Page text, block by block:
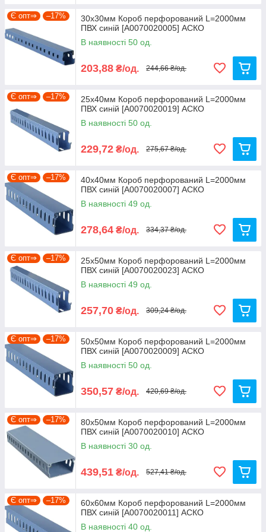
Є опт⇒ –17%
30x30мм Короб перфорований L=2000мм
ПВХ синій [A0070020005] АСКО
В наявності 50 од.
203,88 ₴/од. 244,66 ₴/од.
Є опт⇒ –17%
25x40мм Короб перфорований L=2000мм
ПВХ синій [A0070020019] АСКО
В наявності 50 од.
229,72 ₴/од. 275,67 ₴/од.
Є опт⇒ –17%
40x40мм Короб перфорований L=2000мм
ПВХ синій [A0070020007] АСКО
В наявності 49 од.
278,64 ₴/од. 334,37 ₴/од.
Є опт⇒ –17%
25x50мм Короб перфорований L=2000мм
ПВХ синій [A0070020023] АСКО
В наявності 49 од.
257,70 ₴/од. 309,24 ₴/од.
Є опт⇒ –17%
50x50мм Короб перфорований L=2000мм
ПВХ синій [A0070020009] АСКО
В наявності 50 од.
350,57 ₴/од. 420,69 ₴/од.
Є опт⇒ –17%
80x50мм Короб перфорований L=2000мм
ПВХ синій [A0070020010] АСКО
В наявності 30 од.
439,51 ₴/од. 527,41 ₴/од.
Є опт⇒ –17%
60x60мм Короб перфорований L=2000мм
ПВХ синій [A0070020011] АСКО
В наявності 40 од.